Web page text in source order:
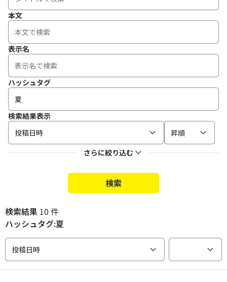
本文
表示名
ハッシュタグ
検索結果表示
投稿日時
昇順
さらに絞り込む
検索
検索結果 10 件
ハッシュタグ:夏
投稿日時